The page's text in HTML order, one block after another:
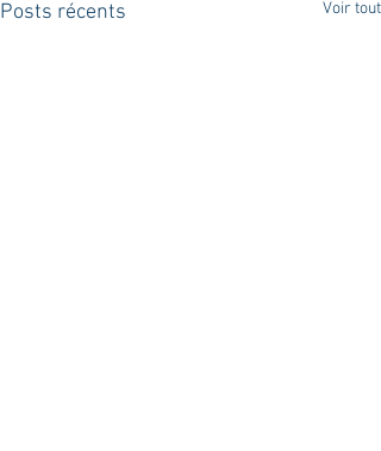
Posts récents Voir tout